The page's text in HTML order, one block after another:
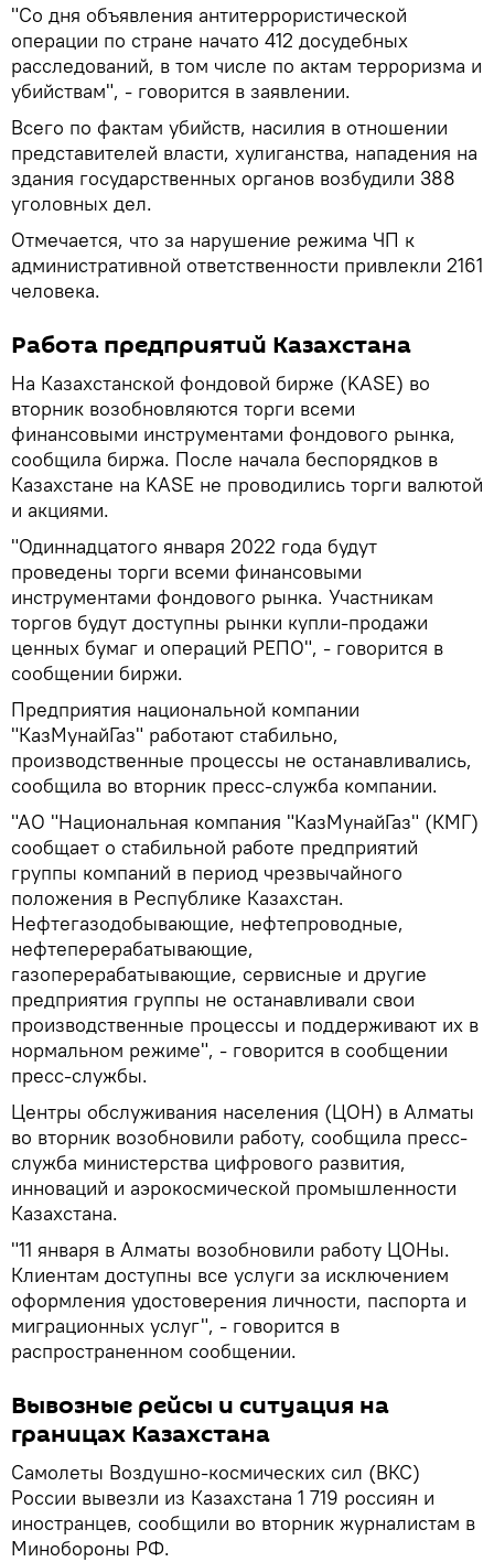
"Со дня объявления антитеррористической
операции по стране начато 412 досудебных
расследований, в том числе по актам терроризма и
убийствам", - говорится в заявлении.
Всего по фактам убийств, насилия в отношении
представителей власти, хулиганства, нападения на
здания государственных органов возбудили 388
уголовных дел.
Отмечается, что за нарушение режима ЧП к
административной ответственности привлекли 2161
человека.
Работа предприятий Казахстана
На Казахстанской фондовой бирже (KASE) во
вторник возобновляются торги всеми
финансовыми инструментами фондового рынка,
сообщила биржа. После начала беспорядков в
Казахстане на KASE не проводились торги валютой
и акциями.
"Одиннадцатого января 2022 года будут
проведены торги всеми финансовыми
инструментами фондового рынка. Участникам
торгов будут доступны рынки купли-продажи
ценных бумаг и операций РЕПО", - говорится в
сообщении биржи.
Предприятия национальной компании
"КазМунайГаз" работают стабильно,
производственные процессы не останавливались,
сообщила во вторник пресс-служба компании.
"АО "Национальная компания "КазМунайГаз" (КМГ)
сообщает о стабильной работе предприятий
группы компаний в период чрезвычайного
положения в Республике Казахстан.
Нефтегазодобывающие, нефтепроводные,
нефтеперерабатывающие,
газоперерабатывающие, сервисные и другие
предприятия группы не останавливали свои
производственные процессы и поддерживают их в
нормальном режиме", - говорится в сообщении
пресс-службы.
Центры обслуживания населения (ЦОН) в Алматы
во вторник возобновили работу, сообщила пресс-
служба министерства цифрового развития,
инноваций и аэрокосмической промышленности
Казахстана.
"11 января в Алматы возобновили работу ЦОНы.
Клиентам доступны все услуги за исключением
оформления удостоверения личности, паспорта и
миграционных услуг", - говорится в
распространенном сообщении.
Вывозные рейсы и ситуация на
границах Казахстана
Самолеты Воздушно-космических сил (ВКС)
России вывезли из Казахстана 1 719 россиян и
иностранцев, сообщили во вторник журналистам в
Минобороны РФ.